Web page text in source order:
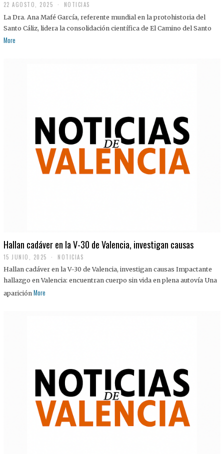
22 AGOSTO, 2025
2
A
G
NOTICIAS
La Dra. Ana Mafé García, referente mundial en la protohistoria del
Santo Cáliz, lidera la consolidación científica de El Camino del Santo
More
Hallan cadáver en la V-30 de Valencia, investigan causas
15 JUNIO, 2025 NOTICIAS
Hallan cadáver en la V-30 de Valencia, investigan causas Impactante
hallazgo en Valencia: encuentran cuerpo sin vida en plena autovía Una
aparición More